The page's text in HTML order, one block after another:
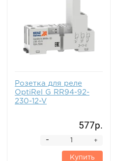
Розетка для реле
OptiRel G RR94-92-
230-12-V
577р.
+
-
Купить